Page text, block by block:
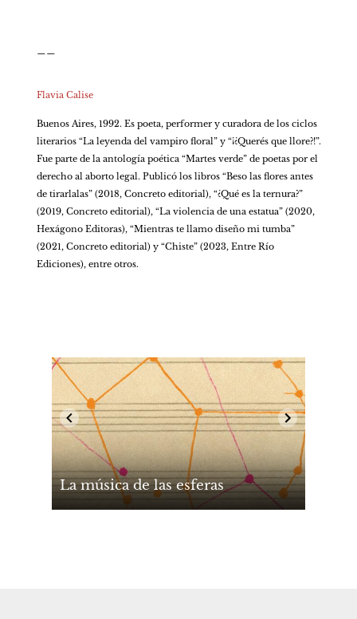
Flavia Calise
Buenos Aires, 1992. Es poeta, performer y curadora de los ciclos
literarios “La leyenda del vampiro floral” y “¡¿Querés que llore?!”.
Fue parte de la antología poética “Martes verde” de poetas por el
derecho al aborto legal. Publicó los libros “Beso las flores antes
de tirarlalas” (2018, Concreto editorial), “¿Qué es la ternura?”
(2019, Concreto editorial), “La violencia de una estatua” (2020,
Hexágono Editoras), “Mientras te llamo diseño mi tumba”
(2021, Concreto editorial) y “Chiste” (2023, Entre Río
Ediciones), entre otros.
La música de las esferas